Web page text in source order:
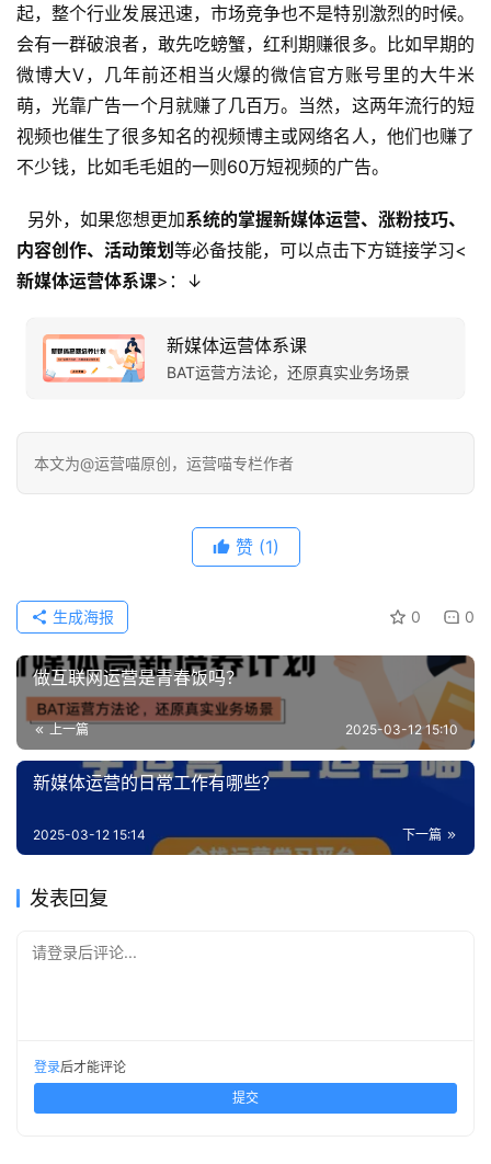
起，整个行业发展迅速，市场竞争也不是特别激烈的时候。
会有一群破浪者，敢先吃螃蟹，红利期赚很多。比如早期的
微博大V，几年前还相当火爆的微信官方账号里的大牛米
萌，光靠广告一个月就赚了几百万。当然，这两年流行的短
视频也催生了很多知名的视频博主或网络名人，他们也赚了
不少钱，比如毛毛姐的一则60万短视频的广告。
另外，如果您想更加系统的掌握新媒体运营、涨粉技巧、
内容创作、活动策划等必备技能，可以点击下方链接学习<
新媒体运营体系课>：↓
新媒体运营体系课
BAT运营方法论，还原真实业务场景
本文为@运营喵原创，运营喵专栏作者
赞 (1)
0 0
生成海报
做互联网运营是青春饭吗？
上一篇 2025-03-12 15:10
新媒体运营的日常工作有哪些？
下一篇
2025-03-12 15:14
发表回复
请登录后评论...
登录后才能评论
提交